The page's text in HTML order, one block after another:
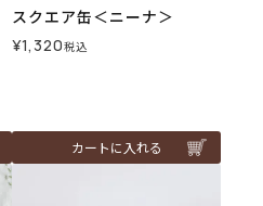
スクエア缶＜ニーナ＞
¥1,320税込
カートに入れる